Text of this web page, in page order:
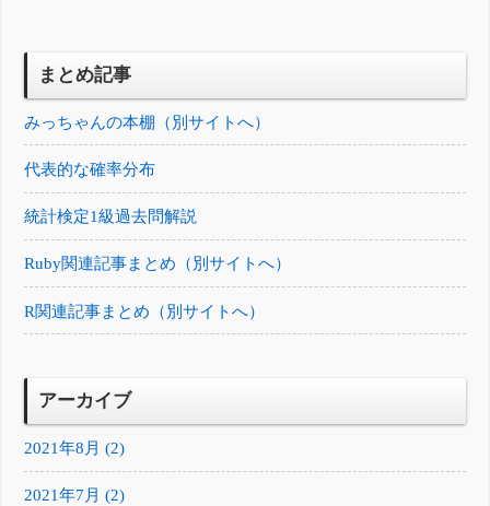
まとめ記事
みっちゃんの本棚（別サイトへ）
代表的な確率分布
統計検定1級過去問解説
Ruby関連記事まとめ（別サイトへ）
R関連記事まとめ（別サイトへ）
アーカイブ
2021年8月 (2)
2021年7月 (2)